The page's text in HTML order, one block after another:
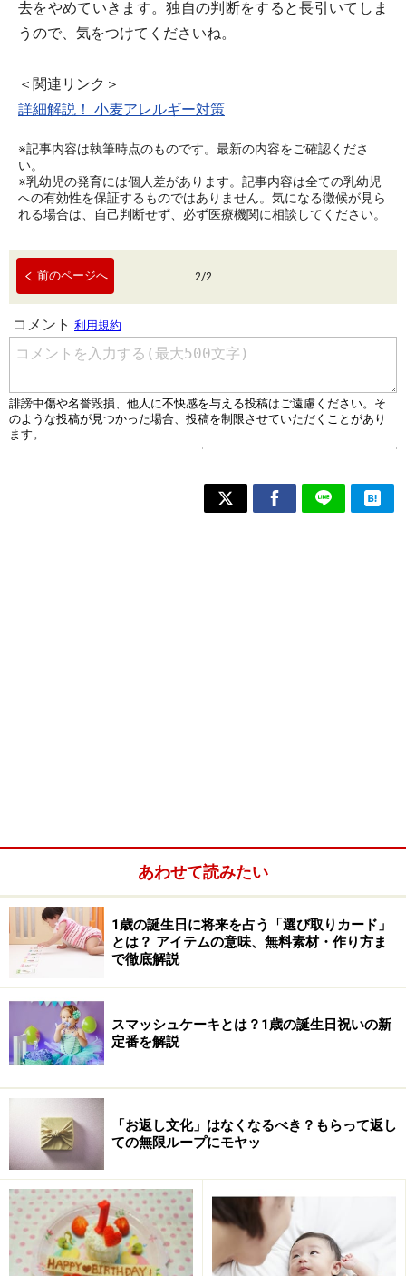
去をやめていきます。独自の判断をすると長引いてしま
うので、気をつけてくださいね。
＜関連リンク＞
詳細解説！ 小麦アレルギー対策
※記事内容は執筆時点のものです。最新の内容をご確認くださ
い。
※乳幼児の発育には個人差があります。記事内容は全ての乳幼児
への有効性を保証するものではありません。気になる徴候が見ら
れる場合は、自己判断せず、必ず医療機関に相談してください。
前のページへ 2/2
あわせて読みたい
1歳の誕生日に将来を占う「選び取りカード」
とは？ アイテムの意味、無料素材・作り方ま
で徹底解説
スマッシュケーキとは？1歳の誕生日祝いの新
定番を解説
「お返し文化」はなくなるべき？もらって返し
ての無限ループにモヤッ